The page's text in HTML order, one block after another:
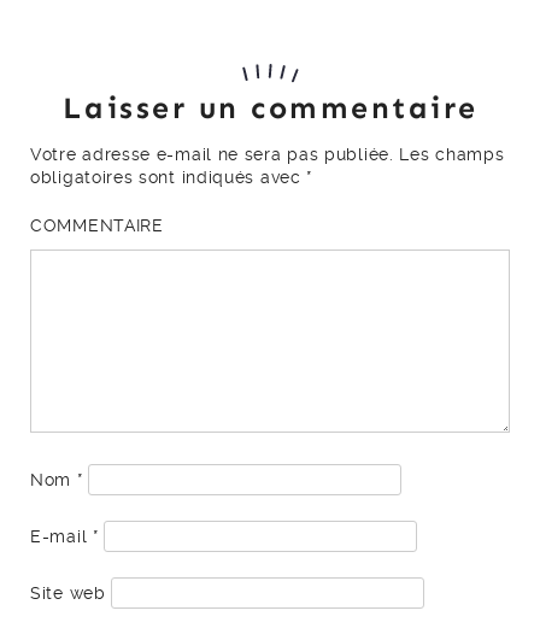
Laisser un commentaire
Votre adresse e-mail ne sera pas publiée.
Les champs
obligatoires sont indiqués avec *
COMMENTAIRE
Nom *
E-mail *
Site web